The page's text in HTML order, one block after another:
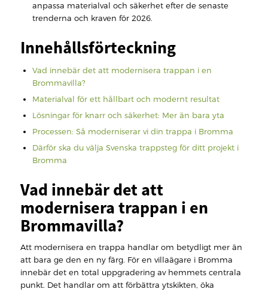
anpassa materialval och säkerhet efter de senaste
trenderna och kraven för 2026.
Innehållsförteckning
Vad innebär det att modernisera trappan i en
Brommavilla?
Materialval för ett hållbart och modernt resultat
Lösningar för knarr och säkerhet: Mer än bara yta
Processen: Så moderniserar vi din trappa i Bromma
Därför ska du välja Svenska trappsteg för ditt projekt i
Bromma
Vad innebär det att
modernisera trappan i en
Brommavilla?
Att modernisera en trappa handlar om betydligt mer än
att bara ge den en ny färg. För en villaägare i Bromma
innebär det en total uppgradering av hemmets centrala
punkt. Det handlar om att förbättra ytskikten, öka